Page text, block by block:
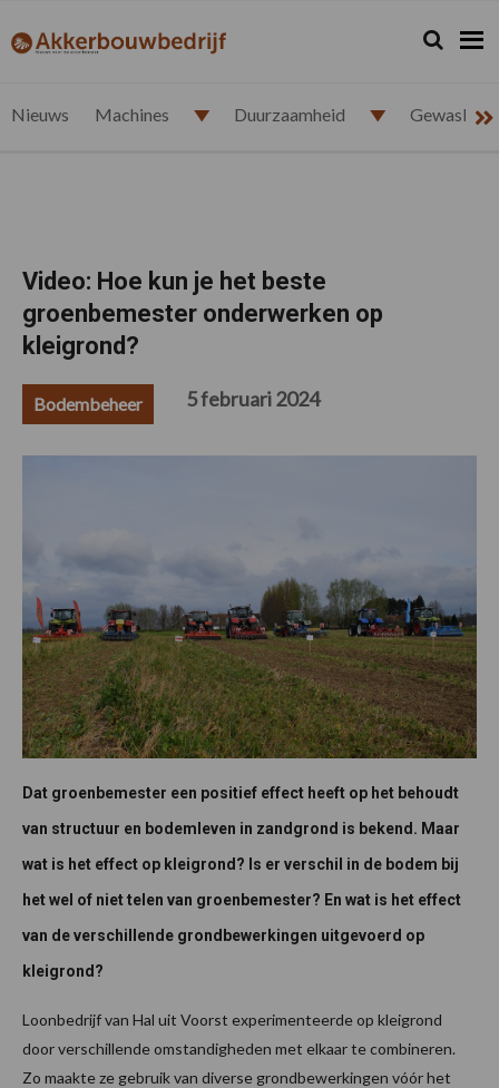
de
de
de
de
akkerbouwbedrijf.nl Zoeken...
Zoek
Nieuws Machines Duurzaamheid
Video: Hoe kun je het beste
groenbemester onderwerken op
kleigrond?
Bodembeheer 5 februari 2024
Dat groenbemester een positief effect heeft op het behoudt
van structuur en bodemleven in zandgrond is bekend. Maar
wat is het effect op kleigrond? Is er verschil in de bodem bij
het wel of niet telen van groenbemester? En wat is het effect
van de verschillende grondbewerkingen uitgevoerd op
kleigrond?
Loonbedrijf van Hal uit Voorst experimenteerde op kleigrond
door verschillende omstandigheden met elkaar te combineren.
Zo maakte ze gebruik van diverse grondbewerkingen vóór het